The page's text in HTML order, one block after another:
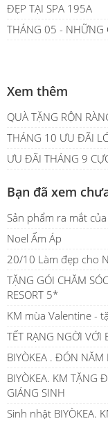
ĐẸP TẠI SPA 195A
THÁNG 05 - NHỮNG
Xem thêm
QUÀ TẶNG RỘN
THÁNG 10 ƯU ĐÃI
ƯU ĐÃI THÁNG 9
Bạn đã xem
Sản phẩm ra mắt
Noel Ấm Áp
20/10 Làm đẹp cho
TẶNG GÓI CHĂM
RESORT 5*
KM mùa Valentine -
TẾT RẠNG NGỜI VỚI
BIYÒKEA . ĐÓN NĂM
BIYÒKEA. KM TẶNG
GIÁNG SINH
Sinh nhật BIYÒKEA.